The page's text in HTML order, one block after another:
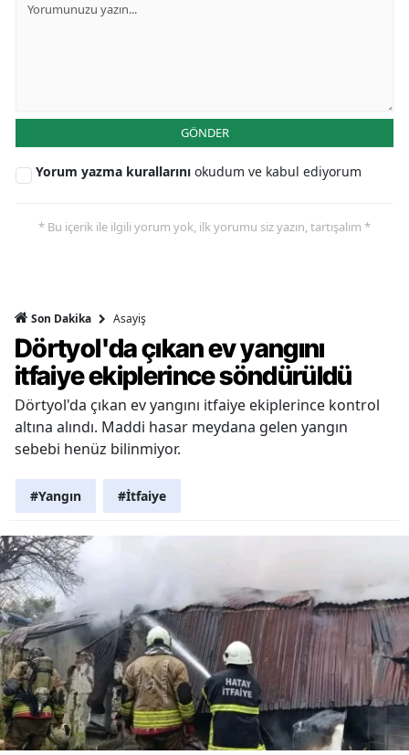
GÖNDER
Yorum yazma kurallarını okudum ve kabul ediyorum
* Bu içerik ile ilgili yorum yok, ilk yorumu siz yazın, tartışalım *
Son Dakika Asayiş
Dörtyol'da çıkan ev yangını
itfaiye ekiplerince söndürüldü
Dörtyol'da çıkan ev yangını itfaiye ekiplerince kontrol
altına alındı. Maddi hasar meydana gelen yangın
sebebi henüz bilinmiyor.
#Yangın #İtfaiye